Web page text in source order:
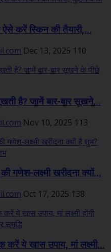
करें स्किन की तैयारी,...
Dec 13, 2025 110
है? जानें बार-बार सूखने...
Nov 10, 2025 113
गणेश-लक्ष्मी खरीदना क्यों...
Oct 17, 2025 138
करें ये खास उपाय, मां लक्ष्मी...